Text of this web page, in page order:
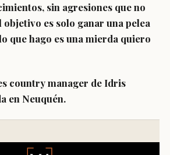
sin agresiones que no
objetivo es solo ganar una pelea
que hago es una mierda quiero
country manager de Idris
en Neuquén.